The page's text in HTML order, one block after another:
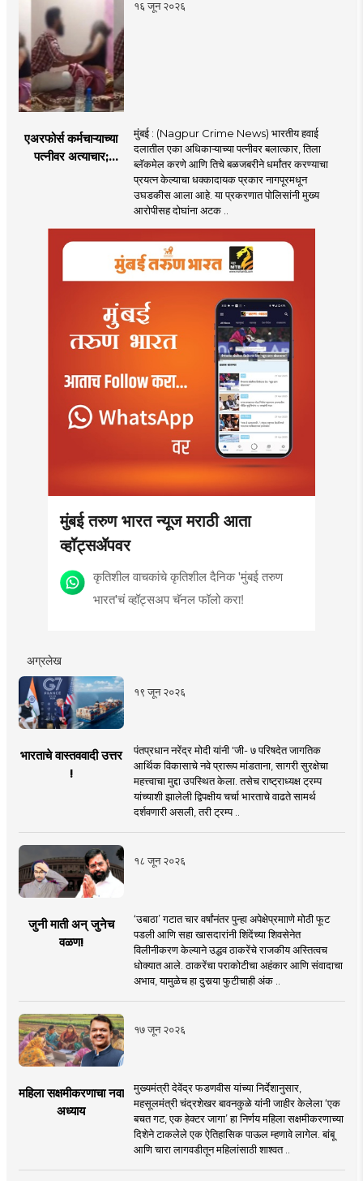
यांनी न्यायालयात सादर
केला दावा
१६ जून २०२६
एअरफोर्स कर्मचाऱ्याच्या
पत्नीवर अत्याचार;
मुंबई : (Nagpur Crime News) भारतीय हवाई
दलातील एका अधिकाऱ्याच्या पत्नीवर बलात्कार, तिला
ब्लॅकमेल करणे आणि तिचे बळजबरीने धर्मांतर करण्याचा
प्रयत्न केल्याचा धक्कादायक प्रकार नागपूरमधून
उघडकीस आला आहे. या प्रकरणात पोलिसांनी मुख्य
आरोपीसह दोघांना अटक ..
मुंबई तरुण भारत न्यूज मराठी आता
व्हॉट्सॲपवर
कृतिशील वाचकांचे कृतिशील दैनिक 'मुंबई तरुण
भारत'चं व्हॉट्सअप चॅनल फॉलो करा!
अग्रलेख
१९ जून २०२६
भारताचे वास्तववादी उत्तर
!
पंतप्रधान नरेंद्र मोदी यांनी 'जी- ७ परिषदेत जागतिक
आर्थिक विकासाचे नवे प्रारूप मांडताना, सागरी सुरक्षेचा
महत्त्वाचा मुद्दा उपस्थित केला. तसेच राष्ट्राध्यक्ष ट्रम्प
यांच्याशी झालेली द्विपक्षीय चर्चा भारताचे वाढते सामर्थ
दर्शवणारी असली, तरी ट्रम्प ..
१८ जून २०२६
जुनी माती अन् जुनेच
वळण!
‘उबाठा’ गटात चार वर्षांनंतर पुन्हा अपेक्षेप्रमााणे मोठी फूट
पडली आणि सहा खासदारांनी शिंदेंच्या शिवसेनेत
विलीनीकरण केल्याने उद्धव ठाकरेंचे राजकीय अस्तित्वच
धोक्यात आले. ठाकरेंचा पराकोटीचा अहंकार आणि संवादाचा
अभाव, यामुळेच हा दुसर्‍या फुटीचाही अंक ..
१७ जून २०२६
महिला सक्षमीकरणाचा नवा
अध्याय
मुख्यमंत्री देवेंद्र फडणवीस यांच्या निर्देशानुसार,
महसूलमंत्री चंद्रशेखर बावनकुळे यांनी जाहीर केलेला ‘एक
बचत गट, एक हेक्टर जागा’ हा निर्णय महिला सक्षमीकरणाच्या
दिशेने टाकलेले एक ऐतिहासिक पाऊल म्हणावे लागेल. बांबू
आणि चारा लागवडीतून महिलांसाठी शाश्वत ..